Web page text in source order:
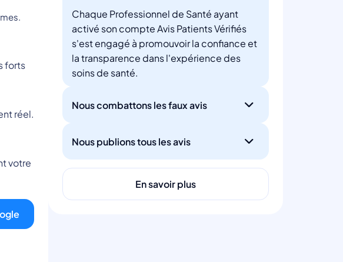
forts
réel.
votre
Chaque Professionnel de Santé ayant
activé son compte Avis Patients Vérifiés
s'est engagé à promouvoir la confiance et
la transparence dans l'expérience des
soins de santé.
Nous combattons les faux avis
Nous publions tous les avis
En savoir plus